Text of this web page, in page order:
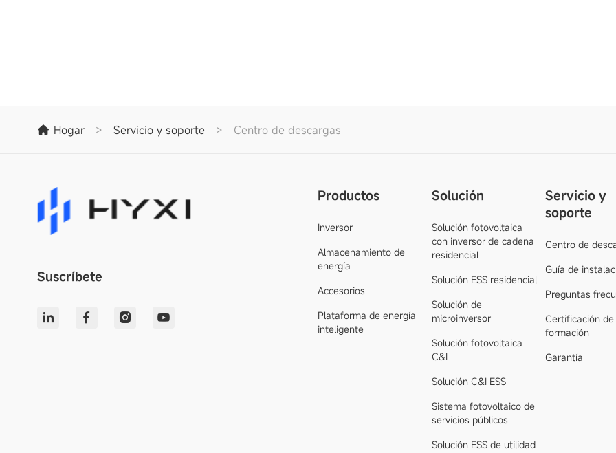
Hogar > Servicio y soporte > Centro de descargas
Suscríbete
Productos
Inversor
Almacenamiento de
energía
Accesorios
Plataforma de energía
inteligente
Solución
Solución fotovoltaica
con inversor de cadena
residencial
Solución ESS residencial
Solución de
microinversor
Solución fotovoltaica
C&I
Solución C&I ESS
Sistema fotovoltaico de
servicios públicos
Solución ESS de utilidad
Servicio y
soporte
Centro de
Guía de
Preguntas
Certificación de
formación
Garantía